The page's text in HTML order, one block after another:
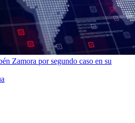
Zamora por segundo caso en su